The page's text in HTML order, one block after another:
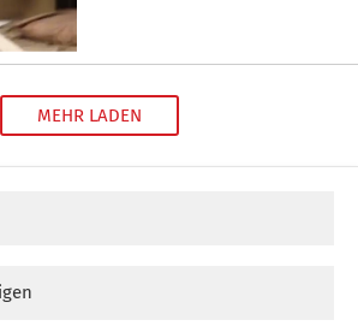
MEHR LADEN